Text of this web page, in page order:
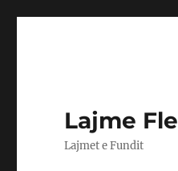
Lajme
Lajmet e Fundit